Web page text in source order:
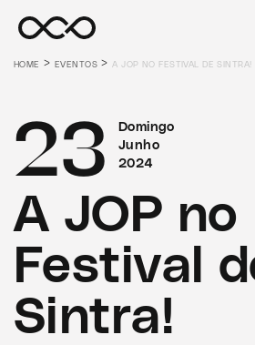
HOME >EVENTOS >A JOP NO FESTIVAL DE SINTRA!
Domingo
Junho
2024
23
A JOP no
Festival
Sintra!